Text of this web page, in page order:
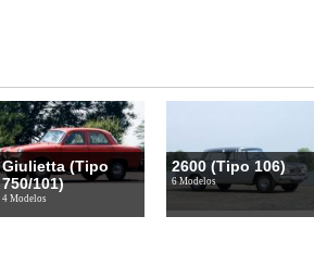
Giulietta (Tipo
750/101)
4 Modelos
2600 (Tipo 106)
6 Modelos